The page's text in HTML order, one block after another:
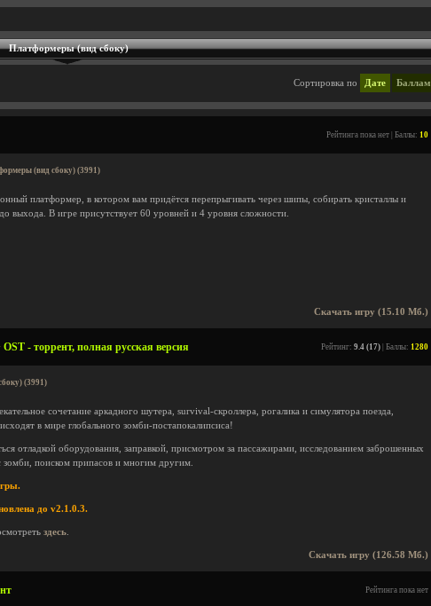
Платформеры (вид сбоку)
Сортировка по Дате Баллам
Рейтинга пока нет | Баллы: 10
(вид сбоку) (3991)
платформер, в котором вам придётся перепрыгивать через шипы, собирать кристаллы и
выхода. В игре присутствует 60 уровней и 4 уровня сложности.
Скачать игру (15.10 Мб.)
- торрент, полная русская версия Рейтинг: 9.4 (17) | Баллы: 1280
(3991)
сочетание аркадного шутера, survival-скроллера, рогалика и симулятора поезда,
в мире глобального зомби-постапокалипсиса!
отладкой оборудования, заправкой, присмотром за пассажирами, исследованием заброшенных
зомби, поиском припасов и многим другим.
до v2.1.0.3.
здесь
Скачать игру (126.58 Мб.)
Рейтинга пока нет